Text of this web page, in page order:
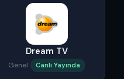
Dream TV
Genel Canlı Yayında